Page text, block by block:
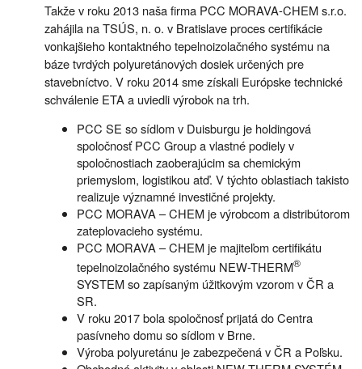
Takže v roku 2013 naša firma PCC MORAVA-CHEM s.r.o.
zahájila na TSÚS, n. o. v Bratislave proces certifikácie
vonkajšieho kontaktného tepelnoizolačného systému na
báze tvrdých polyuretánových dosiek určených pre
stavebníctvo. V roku 2014 sme získali Európske technické
schválenie ETA a uviedli výrobok na trh.
PCC SE so sídlom v Duisburgu je holdingová
spoločnosť PCC Group a vlastné podiely v
spoločnostiach zaoberajúcim sa chemickým
priemyslom, logistikou atď. V týchto oblastiach takisto
realizuje významné investičné projekty.
PCC MORAVA – CHEM je výrobcom a distribútorom
zateplovacieho systému.
PCC MORAVA – CHEM je majiteľom certifikátu
tepelnoizolačného systému NEW-THERM®
SYSTEM so zapísaným úžitkovým vzorom v ČR a
SR.
V roku 2017 bola spoločnosť prijatá do Centra
pasívneho domu so sídlom v Brne.
Výroba polyuretánu je zabezpečená v ČR a Poľsku.